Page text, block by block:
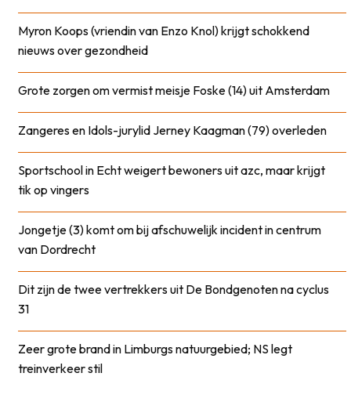
Myron Koops (vriendin van Enzo Knol) krijgt schokkend
nieuws over gezondheid
Grote zorgen om vermist meisje Foske (14) uit Amsterdam
Zangeres en Idols-jurylid Jerney Kaagman (79) overleden
Sportschool in Echt weigert bewoners uit azc, maar krijgt
tik op vingers
Jongetje (3) komt om bij afschuwelijk incident in centrum
van Dordrecht
Dit zijn de twee vertrekkers uit De Bondgenoten na cyclus
31
Zeer grote brand in Limburgs natuurgebied; NS legt
treinverkeer stil